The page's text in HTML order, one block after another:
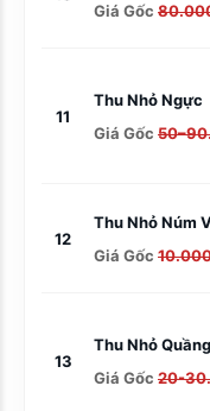
Giá Gốc
11
Thu Nhỏ Ngực
Giá Gốc
12
Thu Nhỏ Núm
Giá Gốc
13
Thu Nhỏ
Giá Gốc 20-